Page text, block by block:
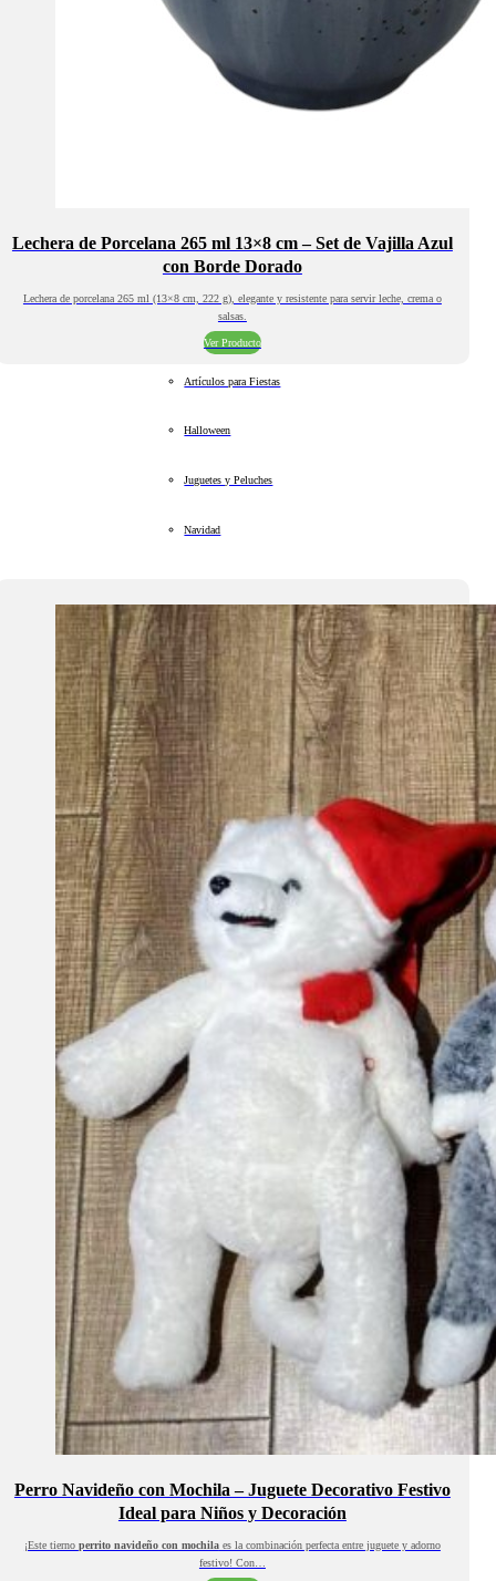
Lechera de Porcelana 265 ml 13×8 cm – Set de Vajilla Azul
con Borde Dorado
Lechera de porcelana 265 ml (13×8 cm, 222 g), elegante y resistente para servir leche, crema o
salsas.
Ver Producto
Artículos para Fiestas
Halloween
Juguetes y Peluches
Navidad
Perro Navideño con Mochila – Juguete Decorativo Festivo
Ideal para Niños y Decoración
¡Este tierno perrito navideño con mochilaes la combinación perfecta entre juguete y adorno
festivo! Con…